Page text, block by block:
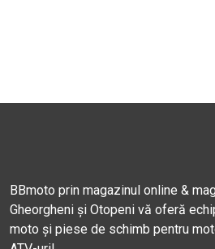
BBmoto prin magazinul online &
Gheorgheni și Otopeni vă oferă
moto și piese de schimb pentru